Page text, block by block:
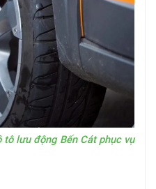
Cát phục vụ